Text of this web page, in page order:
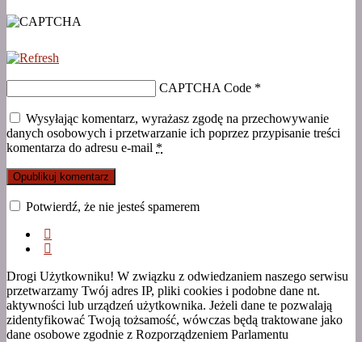
CAPTCHA Code *
Wysyłając komentarz, wyrażasz zgodę na przechowywanie
danych osobowych i przetwarzanie ich poprzez przypisanie treści
komentarza do adresu e-mail *
Potwierdź, że nie jesteś spamerem
Drogi Użytkowniku! W związku z odwiedzaniem naszego serwisu
przetwarzamy Twój adres IP, pliki cookies i podobne dane nt.
aktywności lub urządzeń użytkownika. Jeżeli dane te pozwalają
zidentyfikować Twoją tożsamość, wówczas będą traktowane jako
dane osobowe zgodnie z Rozporządzeniem Parlamentu